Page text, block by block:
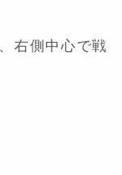
右側中心で戦